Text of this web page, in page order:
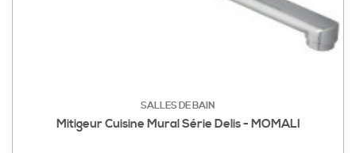
SALLES DE BAIN
Mitigeur Cuisine Mural Série Delis - MOMALI